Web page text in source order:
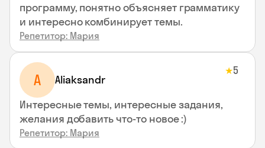
программу, понятно объясняет грамматику
и интересно комбинирует темы.
Репетитор: Мария
A Aliaksandr
★5
Интересные темы, интересные задания,
желания добавить что-то новое :)
Репетитор: Мария